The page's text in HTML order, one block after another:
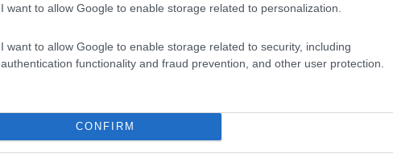
I want to allow Google to enable storage related to personalization.
I want to allow Google to enable storage related to security, including
authentication functionality and fraud prevention, and other user protection.
CONFIRM